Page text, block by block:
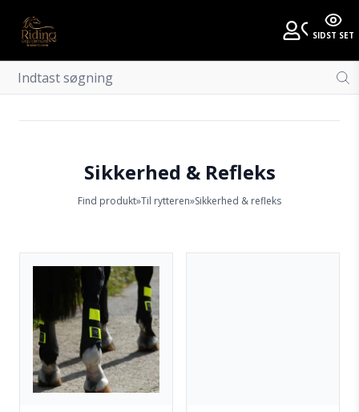
Sikkerhed & Refleks
Find produkt»Til rytteren»Sikkerhed & refleks
SIDST SET